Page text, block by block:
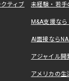
ティブ 未経験・若手
M&A支援な
AI面接なら
アジャイル
アメリカの